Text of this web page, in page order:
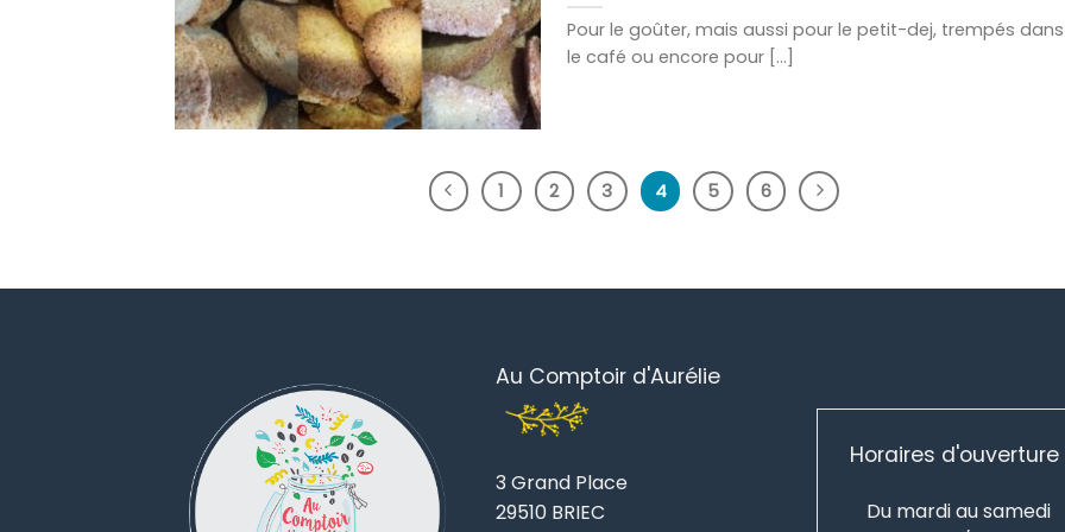
Pour le goûter, mais aussi pour le petit-dej, trempés dans
le café ou encore pour [...]
1 2 3 4 5 6
Au Comptoir d'Aurélie
3 Grand Place
29510 BRIEC
Horaires d'ouverture
Du mardi au samedi